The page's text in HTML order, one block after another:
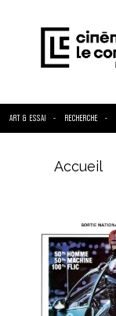
ART & ESSAI RECHERCHE
Accueil